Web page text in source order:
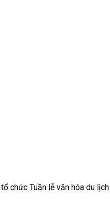
chức Tuần lễ văn hóa du